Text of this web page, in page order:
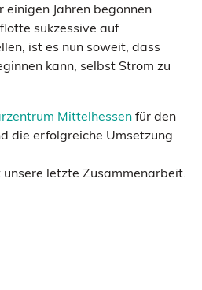
Jahren begonnen
sukzessive auf
ist es nun soweit, dass
kann, selbst Strom zu
Mittelhessen für den
die erfolgreiche Umsetzung
letzte Zusammenarbeit.